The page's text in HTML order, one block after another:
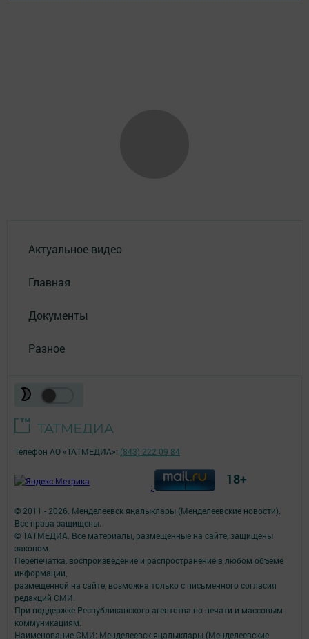
Актуальное видео
Главная
Документы
Разное
© 2011 - 2026. Менделеевск яӊалыклары (Менделеевские новости).
Все права защищены.
© ТАТМЕДИА. Все материалы, размещенные на сайте, защищены
законом.
Перепечатка, воспроизведение и распространение в любом объеме
информации,
размещенной на сайте, возможна только с письменного согласия
редакций СМИ.
При поддержке Республиканского агентства по печати и массовым
коммуникациям.
Наименование СМИ: Менделеевск яӊалыклары (Менделеевские
Телефон АО «ТАТМЕДИА»: (843) 222 09 84
; 18+